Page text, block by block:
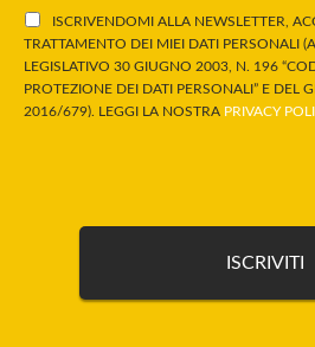
ISCRIVENDOMI ALLA NEWSLETTER,
TRATTAMENTO DEI MIEI DATI PERSONALI
LEGISLATIVO 30 GIUGNO 2003, N. 196
PROTEZIONE DEI DATI PERSONALI” E DEL
2016/679). LEGGI LA NOSTRA PRIVACY